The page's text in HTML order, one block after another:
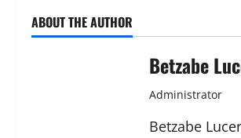
ABOUT THE AUTHOR
Betzabe
Administrator
Betzabe